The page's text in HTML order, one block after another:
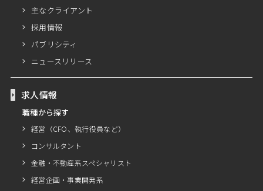
主なクライアント
採用情報
パブリシティ
ニュースリリース
求人情報
職種から探す
経営（CFO、執行役員など）
コンサルタント
金融・不動産系スペシャリスト
経営企画・事業開発系